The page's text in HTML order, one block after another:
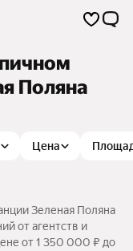
Поляна
Цена
Зеленая Поляна
от агентств и
от 1 350 000 ₽ до